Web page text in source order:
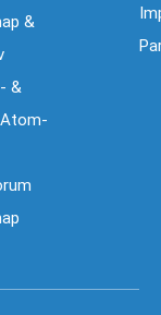
&
&